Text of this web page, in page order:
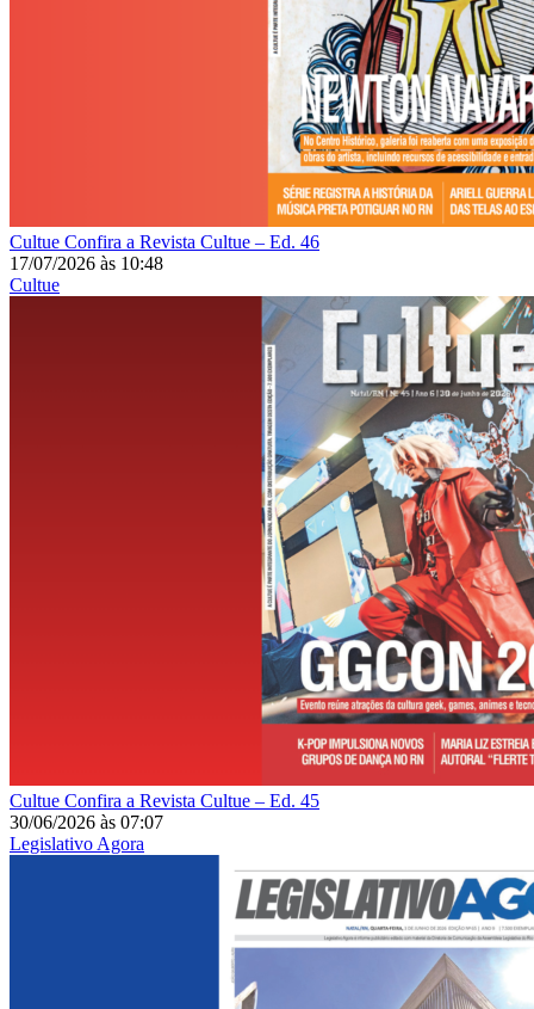
Cultue Confira a Revista Cultue – Ed. 46
17/07/2026 às 10:48
Cultue
Cultue Confira a Revista Cultue – Ed. 45
30/06/2026 às 07:07
Legislativo Agora